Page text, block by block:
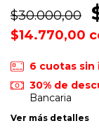
$30.000,00
$14.770,00
6 cuotas sin
30% de
Bancaria
Ver más detalles